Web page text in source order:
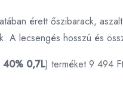
érett őszibarack,
A lecsengés hosszú és
0,7L) terméket 9 494